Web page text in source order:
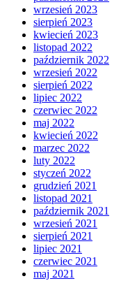
wrzesień 2023
sierpień 2023
kwiecień 2023
listopad 2022
październik 2022
wrzesień 2022
sierpień 2022
lipiec 2022
czerwiec 2022
maj 2022
kwiecień 2022
marzec 2022
luty 2022
styczeń 2022
grudzień 2021
listopad 2021
październik 2021
wrzesień 2021
sierpień 2021
lipiec 2021
czerwiec 2021
maj 2021